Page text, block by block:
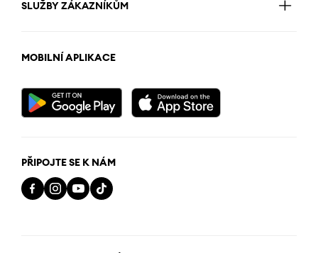
SLUŽBY ZÁKAZNÍKŮM
MOBILNÍ APLIKACE
PŘIPOJTE SE K NÁM